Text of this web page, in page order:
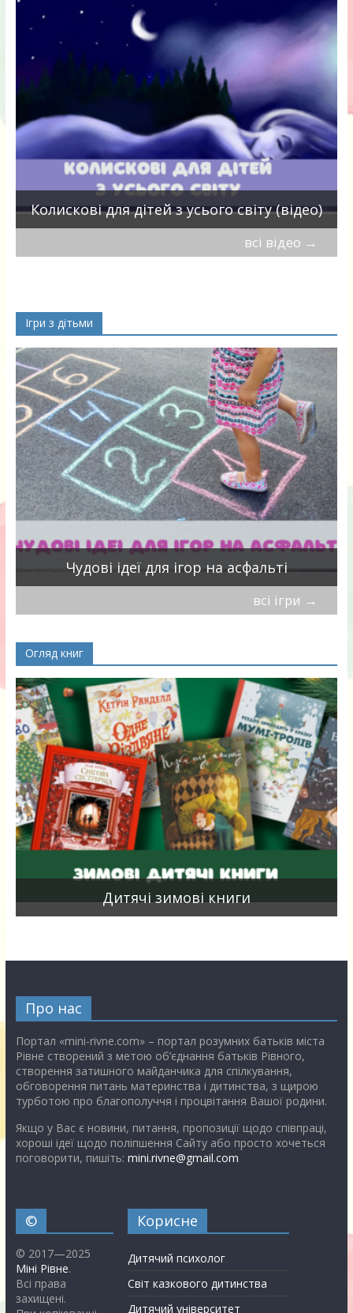
Колискові для дітей з усього світу (відео)
всі відео →
Ігри з дітьми
Чудові ідеї для ігор на асфальті
всі ігри →
Огляд книг
Дитячі зимові книги
Про нас
Портал «mini-rivne.com» – портал розумних батьків міста
Рівне створений з метою об’єднання батьків Рівного,
створення затишного майданчика для спілкування,
обговорення питань материнства і дитинства, з щирою
турботою про благополуччя і процвітання Вашої родини.
Якщо у Вас є новини, питання, пропозиції щодо співпраці,
хороші ідеї щодо поліпшення Сайту або просто хочеться
поговорити, пишіть: mini.rivne@gmail.com
©
© 2017—2025
Міні Рівне.
Всі права
захищені.
Корисне
Дитячий психолог
Світ казкового дитинства
Дитячий університет